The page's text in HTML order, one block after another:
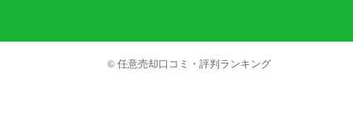
© 任意売却口コミ・評判ランキング